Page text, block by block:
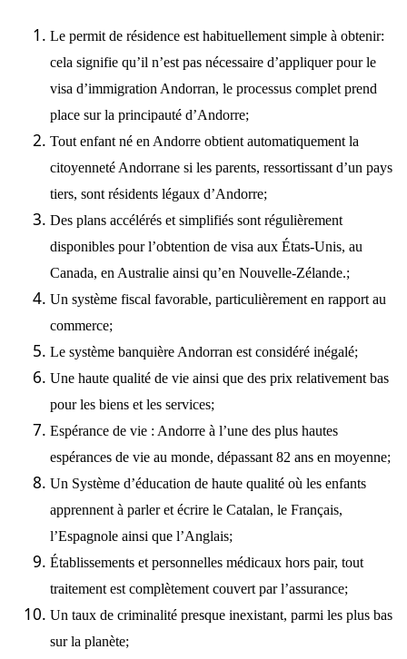
Le permit de résidence est habituellement simple à obtenir:
cela signifie qu’il n’est pas nécessaire d’appliquer pour le
visa d’immigration Andorran, le processus complet prend
place sur la principauté d’Andorre;
Tout enfant né en Andorre obtient automatiquement la
citoyenneté Andorrane si les parents, ressortissant d’un pays
tiers, sont résidents légaux d’Andorre;
Des plans accélérés et simplifiés sont régulièrement
disponibles pour l’obtention de visa aux États-Unis, au
Canada, en Australie ainsi qu’en Nouvelle-Zélande.;
Un système fiscal favorable, particulièrement en rapport au
commerce;
Le système banquière Andorran est considéré inégalé;
Une haute qualité de vie ainsi que des prix relativement bas
pour les biens et les services;
Espérance de vie : Andorre à l’une des plus hautes
espérances de vie au monde, dépassant 82 ans en moyenne;
Un Système d’éducation de haute qualité où les enfants
apprennent à parler et écrire le Catalan, le Français,
l’Espagnole ainsi que l’Anglais;
Établissements et personnelles médicaux hors pair, tout
traitement est complètement couvert par l’assurance;
Un taux de criminalité presque inexistant, parmi les plus bas
sur la planète;